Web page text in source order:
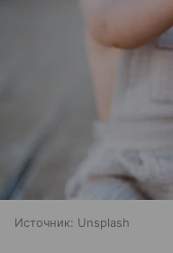
Источник: Unsplash